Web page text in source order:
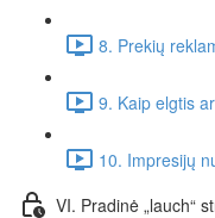
8. Prekių
9. Kaip elgtis
10. Impresijų
VI. Pradinė „lauch“